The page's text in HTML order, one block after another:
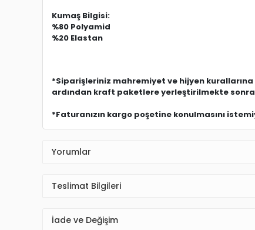
Kumaş Bilgisi:
%80 Polyamid
%20 Elastan
*Siparişleriniz mahremiyet ve hijyen
ardından kraft paketlere yerleştirilmekte
*Faturanızın kargo poşetine konulmasını
Yorumlar
Teslimat Bilgileri
İade ve Değişim